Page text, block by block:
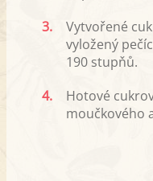
3.
Vytvořené
vyložený
190 stupňů.
4.
Hotové
moučkového